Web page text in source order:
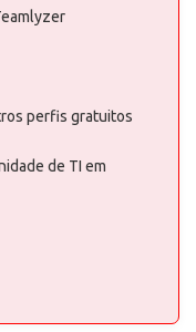
perfis gratuitos
de TI em